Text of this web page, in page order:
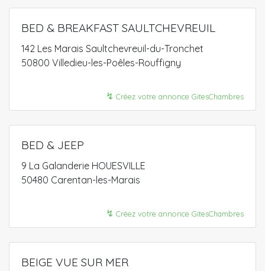
BED & BREAKFAST SAULTCHEVREUIL
142 Les Marais Saultchevreuil-du-Tronchet
50800 Villedieu-les-Poêles-Rouffigny
↯ Créez votre annonce GitesChambres
BED & JEEP
9 La Galanderie HOUESVILLE
50480 Carentan-les-Marais
↯ Créez votre annonce GitesChambres
BEIGE VUE SUR MER